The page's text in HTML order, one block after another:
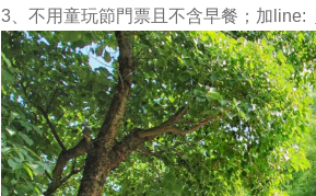
3、不用童玩節門票且不含早餐；加line: